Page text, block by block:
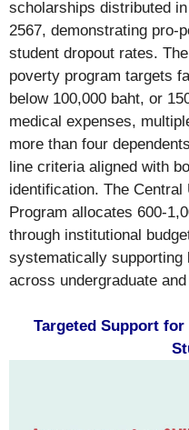
scholarships distributed
2567, demonstrating pro-
student dropout rates.
poverty program targets
below 100,000 baht, or
medical expenses,
more than four
line criteria aligned with
identification. The
Program allocates 600-
through institutional
systematically supporting
across undergraduate
Targeted Support